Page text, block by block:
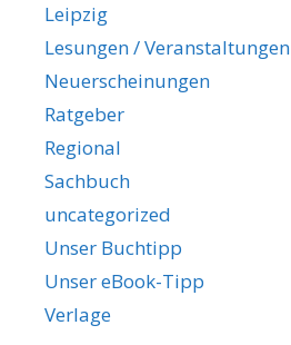
Leipzig
Lesungen / Veranstaltungen
Neuerscheinungen
Ratgeber
Regional
Sachbuch
uncategorized
Unser Buchtipp
Unser eBook-Tipp
Verlage